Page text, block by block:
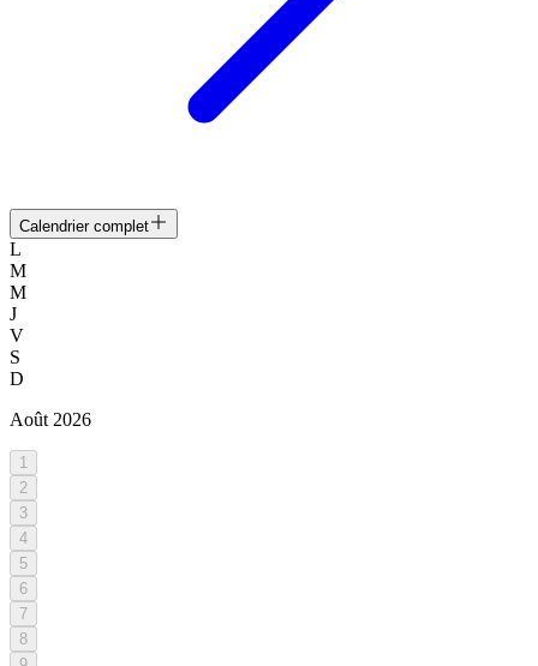
Calendrier complet
L
M
M
J
V
S
D
Août 2026
1
2
3
4
5
6
7
8